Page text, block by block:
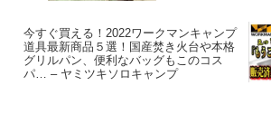
今すぐ買える！2022ワークマンキャンプ
道具最新商品５選！国産焚き火台や本格
グリルパン、便利なバッグもこのコス
パ… – ヤミツキソロキャンプ